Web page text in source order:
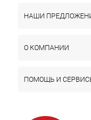
НАШИ
О КОМПАНИИ
ПОМОЩЬ И